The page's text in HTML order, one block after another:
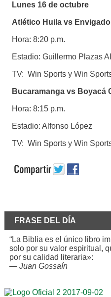
Lunes 16 de octubre
Atlético Huila vs Envigado
Hora: 8:20 p.m.
Estadio: Guillermo Plazas
TV: Win Sports y Win
Bucaramanga vs Boyacá
Hora: 8:15 p.m.
Estadio: Alfonso López
TV: Win Sports y Win
FRASE DEL DÍA
“La Biblia es el único libro
solo por su valor espiritual,
por su calidad literaria»:
— Juan Gossaín